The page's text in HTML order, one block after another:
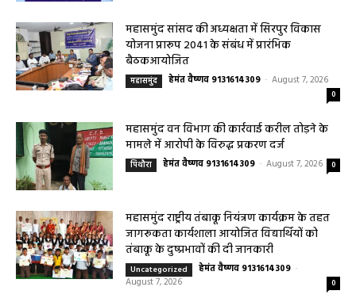
बसना हेमंत वैष्णव 9131614309 - August 8, 2026
महासमुंद सांसद की अध्यक्षता में सिरपुर विकास
योजना प्रारूप 2041 के संबंध में प्रारंभिक
महासमुंद हेमंत वैष्णव 9131614309 - August 7, 2026
महासमुंद वन विभाग की कार्रवाई करील तोड़ने के
पिथौरा हेमंत वैष्णव 9131614309 - August 7, 2026
महासमुंद राष्ट्रीय तंबाकू नियंत्रण कार्यक्रम के तहत
जागरूकता कार्यशाला आयोजित विद्यार्थियों को